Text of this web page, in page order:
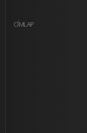
CÍMLAP